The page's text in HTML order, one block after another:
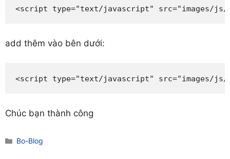
<script type="text/javascript" src="images/js/
add thêm vào bên dưới:
<script type="text/javascript" src="images/
Chúc bạn thành công
Danh
Bo-Blog